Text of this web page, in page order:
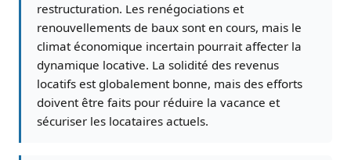
restructuration. Les renégociations et
renouvellements de baux sont en cours, mais le
climat économique incertain pourrait affecter la
dynamique locative. La solidité des revenus
locatifs est globalement bonne, mais des efforts
doivent être faits pour réduire la vacance et
sécuriser les locataires actuels.